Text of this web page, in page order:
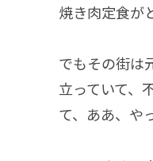
焼き肉定食が
でもその街は
立っていて、
て、ああ、や